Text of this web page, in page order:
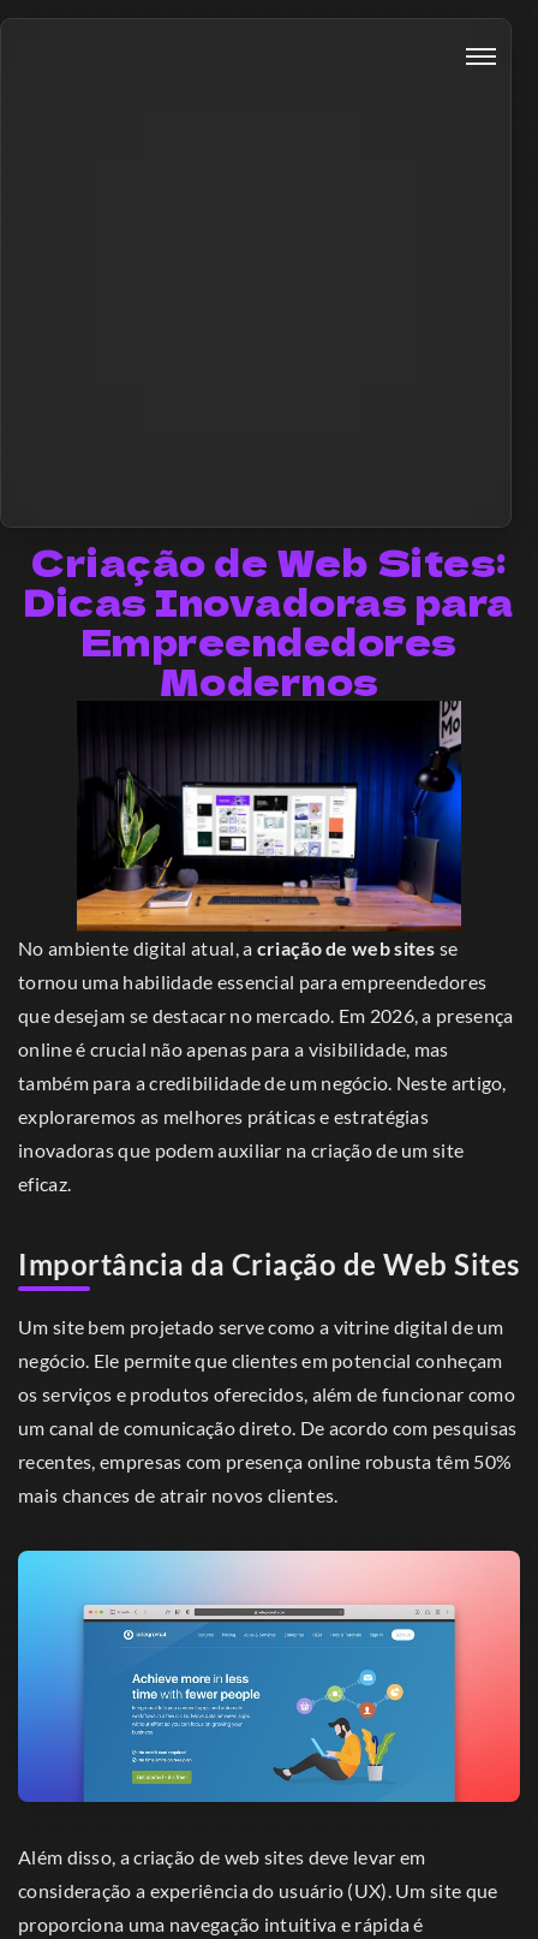
Criação de Web Sites:
Dicas Inovadoras para
Empreendedores
Modernos
No ambiente digital atual, a criação de web sites se
tornou uma habilidade essencial para empreendedores
que desejam se destacar no mercado. Em 2026, a presença
online é crucial não apenas para a visibilidade, mas
também para a credibilidade de um negócio. Neste artigo,
exploraremos as melhores práticas e estratégias
inovadoras que podem auxiliar na criação de um site
eficaz.
Importância da Criação de Web Sites
Um site bem projetado serve como a vitrine digital de um
negócio. Ele permite que clientes em potencial conheçam
os serviços e produtos oferecidos, além de funcionar como
um canal de comunicação direto. De acordo com pesquisas
recentes, empresas com presença online robusta têm 50%
mais chances de atrair novos clientes.
Além disso, a criação de web sites deve levar em
consideração a experiência do usuário (UX). Um site que
proporciona uma navegação intuitiva e rápida é